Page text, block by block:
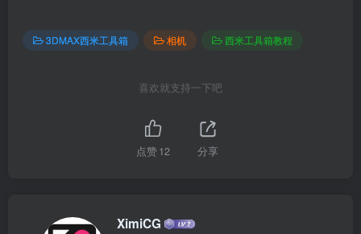
3DMAX西米工具箱 相机 西米工具箱教程
喜欢就支持一下吧
点赞12 分享
XimiCG